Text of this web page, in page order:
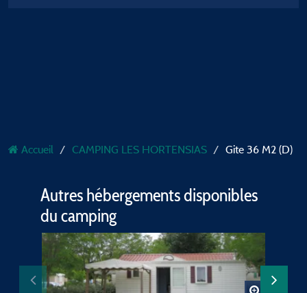
Accueil CAMPING LES HORTENSIAS Gite 36 M2 (D)
Autres hébergements disponibles
du camping